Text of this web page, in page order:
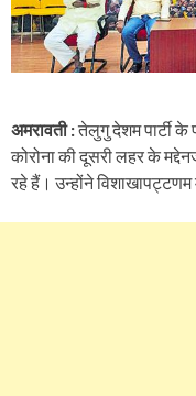
अमरावती :तेलुगु देशम पार्टी के
कोरोना की दूसरी लहर के
रहे हैं। उन्होंने विशाखापट्टणम